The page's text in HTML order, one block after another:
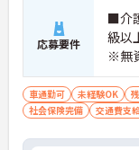
応募要件
■介
級以
※無
転免
車通勤可 未経験OK
社会保険完備
交通費支